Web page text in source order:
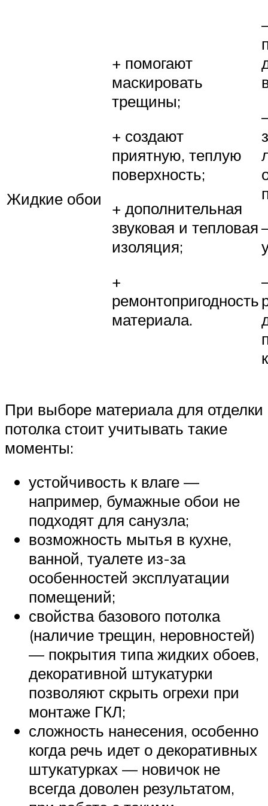
Жидкие обои
+ помогают
маскировать
трещины;
+ создают
приятную, теплую
поверхность;
+ дополнительная
звуковая и тепловая
изоляция;
+
ремонтопригодность
материала.
При выборе материала для отделки
потолка стоит учитывать такие
моменты:
устойчивость к влаге —
например, бумажные обои не
подходят для санузла;
возможность мытья в кухне,
ванной, туалете из-за
особенностей эксплуатации
помещений;
свойства базового потолка
(наличие трещин, неровностей)
— покрытия типа жидких обоев,
декоративной штукатурки
позволяют скрыть огрехи при
монтаже ГКЛ;
сложность нанесения, особенно
когда речь идет о декоративных
штукатурках — новичок не
всегда доволен результатом,